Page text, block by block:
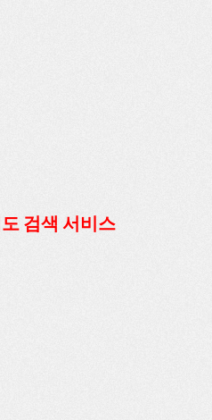
검색 서비스